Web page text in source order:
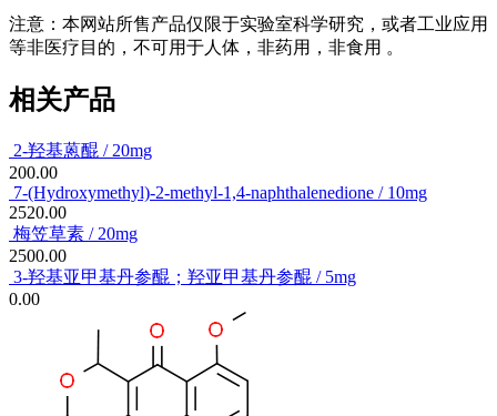
注意：本网站所售产品仅限于实验室科学研究，或者工业应用
等非医疗目的，不可用于人体，非药用，非食用 。
相关产品
2-羟基蒽醌 / 20mg
200.00
7-(Hydroxymethyl)-2-methyl-1,4-naphthalenedione / 10mg
2520.00
梅笠草素 / 20mg
2500.00
3-羟基亚甲基丹参醌；羟亚甲基丹参醌 / 5mg
0.00